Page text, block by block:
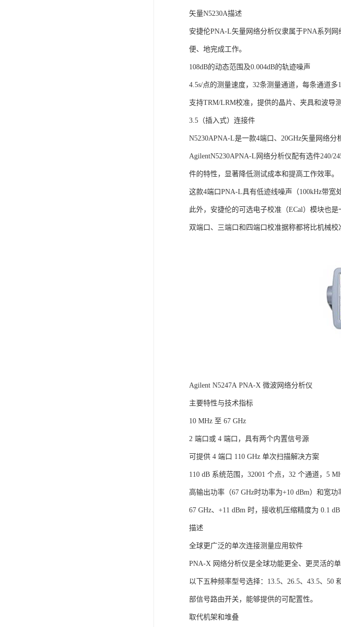
矢量N5230A描述
安捷伦PNA-L矢量网络分析仪隶属于PNA系列
便、地完成工作。
108dB的动态范围及0.004dB的轨迹噪声
4.5s/点的测量速度，32条测量通道，每条通道多
支持TRM/LRM校准，提供的晶片、夹具和波导
3.5（插入式）连接件
N5230APNA-L是一款4端口、20GHz矢量网络
AgilentN5230APNA-L网络分析仪配有选件240/
件的特性，显著降低测试成本和提高工作效率。
这款4端口PNA-L具有低迹线噪声（100kHz带宽
此外，安捷伦的可选电子校准（ECal）模块也
双端口、三端口和四端口校准据称都将比机械校
Agilent N5247A PNA-X 微波网络分析仪
主要特性与技术指标
10 MHz 至 67 GHz
2 端口或 4 端口，具有两个内置信号源
可提供 4 端口 110 GHz 单次扫描解决方案
110 dB 系统范围，32001 个点，32 个通道，5
高输出功率（67 GHz时功率为+10 dBm）和宽功
67 GHz、+11 dBm 时，接收机压缩精度为 0.1 dB
描述
全球更广泛的单次连接测量应用软件
PNA-X 网络分析仪是全球功能更全、更灵活的
以下五种频率型号选择：13.5、26.5、43.5、50
部信号路由开关，能够提供的可配置性。
取代机架和堆叠